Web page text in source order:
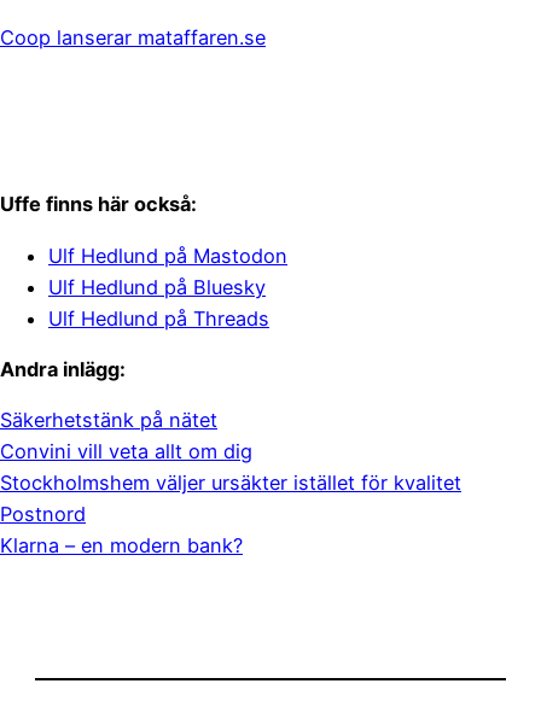
Coop lanserar mataffaren.se
Uffe finns här också:
Ulf Hedlund på Mastodon
Ulf Hedlund på Bluesky
Ulf Hedlund på Threads
Andra inlägg:
Säkerhetstänk på nätet
Convini vill veta allt om dig
Stockholmshem väljer ursäkter istället för kvalitet
Postnord
Klarna – en modern bank?